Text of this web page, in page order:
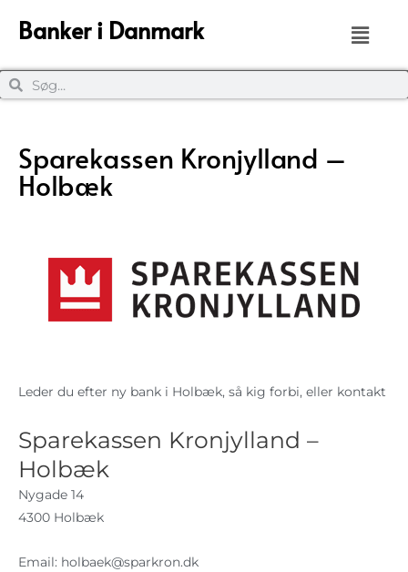
Banker i Danmark
Sparekassen Kronjylland –
Holbæk
Leder du efter ny bank i Holbæk, så kig forbi, eller kontakt
Sparekassen Kronjylland –
Holbæk
Nygade 14
4300 Holbæk
Email: holbaek@sparkron.dk